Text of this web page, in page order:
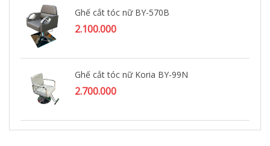
Ghế cắt tóc nữ BY-570B
2.100.000
Ghế cắt tóc nữ Koria BY-99N
2.700.000